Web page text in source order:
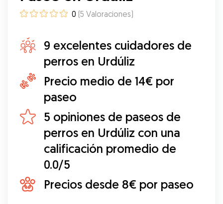
0 (5 Valoraciones)
9 excelentes cuidadores de
perros en Urdúliz
Precio medio de 14€ por
paseo
5 opiniones de paseos de
perros en Urdúliz con una
calificación promedio de
0.0/5
Precios desde 8€ por paseo